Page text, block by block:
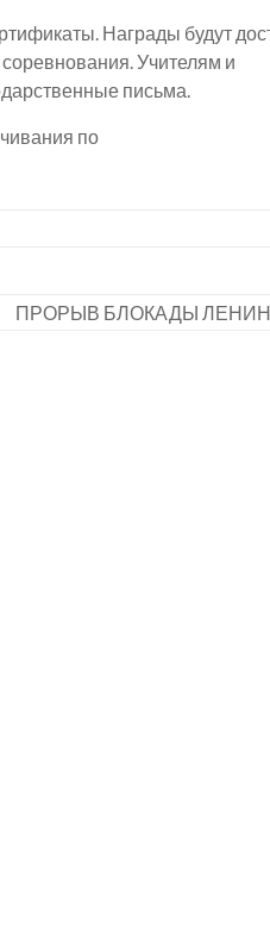
Награды будут
Учителям и
письма.
по
ПРОРЫВ БЛОКАДЫ